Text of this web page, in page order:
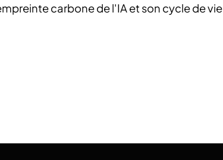
carbone de l'IA et son cycle de vie.